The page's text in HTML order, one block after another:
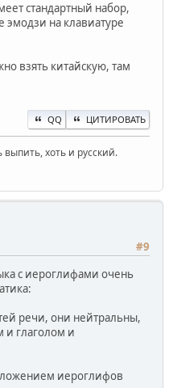
стандартный набор,
эмодзи на клавиатуре
взять китайскую, там
QQ ЦИТИРОВАТЬ
хоть и русский.
#9
с иероглифами очень
речи, они нейтральны,
и глаголом и
иероглифов